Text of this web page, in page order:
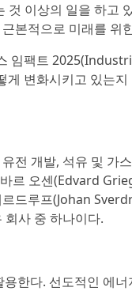
것 이상의 일을 하고
본적으로 미래를 위
임팩트
변화시키고 있는
전 개발, 석유 및 가
르 오센(Edvard
드루프(Johan
회사 중 하나이다.
한다. 선도적인 에